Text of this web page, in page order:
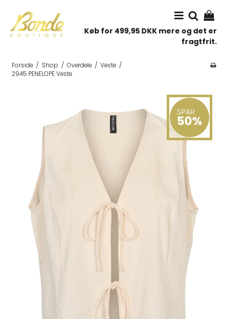
Køb for 499,95 DKK mere og det er
fragtfrit.
Forside / Shop / Overdele / Veste /
2945 PENELOPE Veste
SPAR
50%